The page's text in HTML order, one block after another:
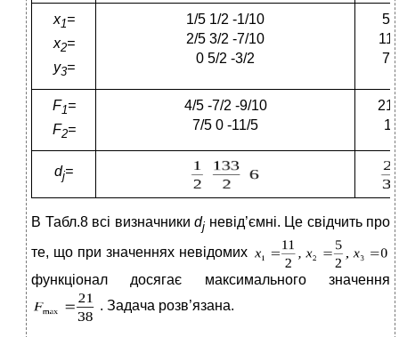
x1=
x2=
y3=
1/5 1/2 -1/10
2/5 3/2 -7/10
0 5/2 -3/2
5/
7/
F1=
F2=
4/5 -7/2 -9/10
7/5 0 -11/5
19
dj=
В Табл.8 всі визначники dj невід’ємні. Це свідчить про
те, що при значеннях невідомих
функціонал досягає максимального значення
. Задача розв’язана.